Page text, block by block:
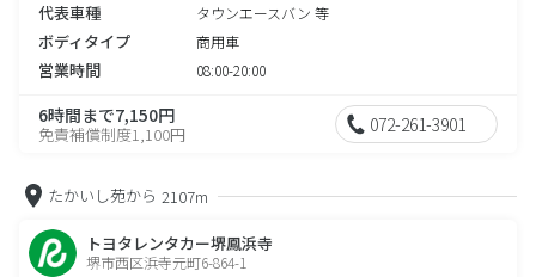
代表車種 タウンエースバン 等
ボディタイプ 商用車
営業時間 08:00-20:00
6時間まで7,150円
免責補償制度1,100円 072-261-3901
たかいし苑から 2107m
トヨタレンタカー堺鳳浜寺
堺市西区浜寺元町6-864-1